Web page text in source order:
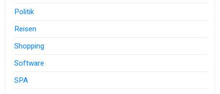
Politik
Reisen
Shopping
Software
SPA